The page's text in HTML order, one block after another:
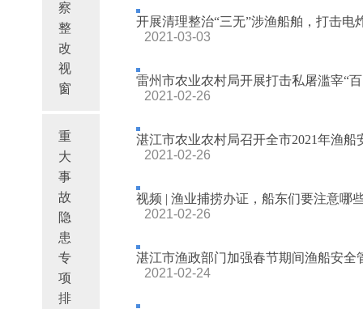
察
整
改
视
窗
重
大
事
故
隐
患
专
项
排
开展清理整治“三无”涉渔船舶，打击电
2021-03-03
雷州市农业农村局开展打击私屠滥宰“
2021-02-26
湛江市农业农村局召开全市2021年渔船
2021-02-26
视频 | 渔业捕捞办证，船东们要注意哪
2021-02-26
湛江市渔政部门加强春节期间渔船安全
2021-02-24